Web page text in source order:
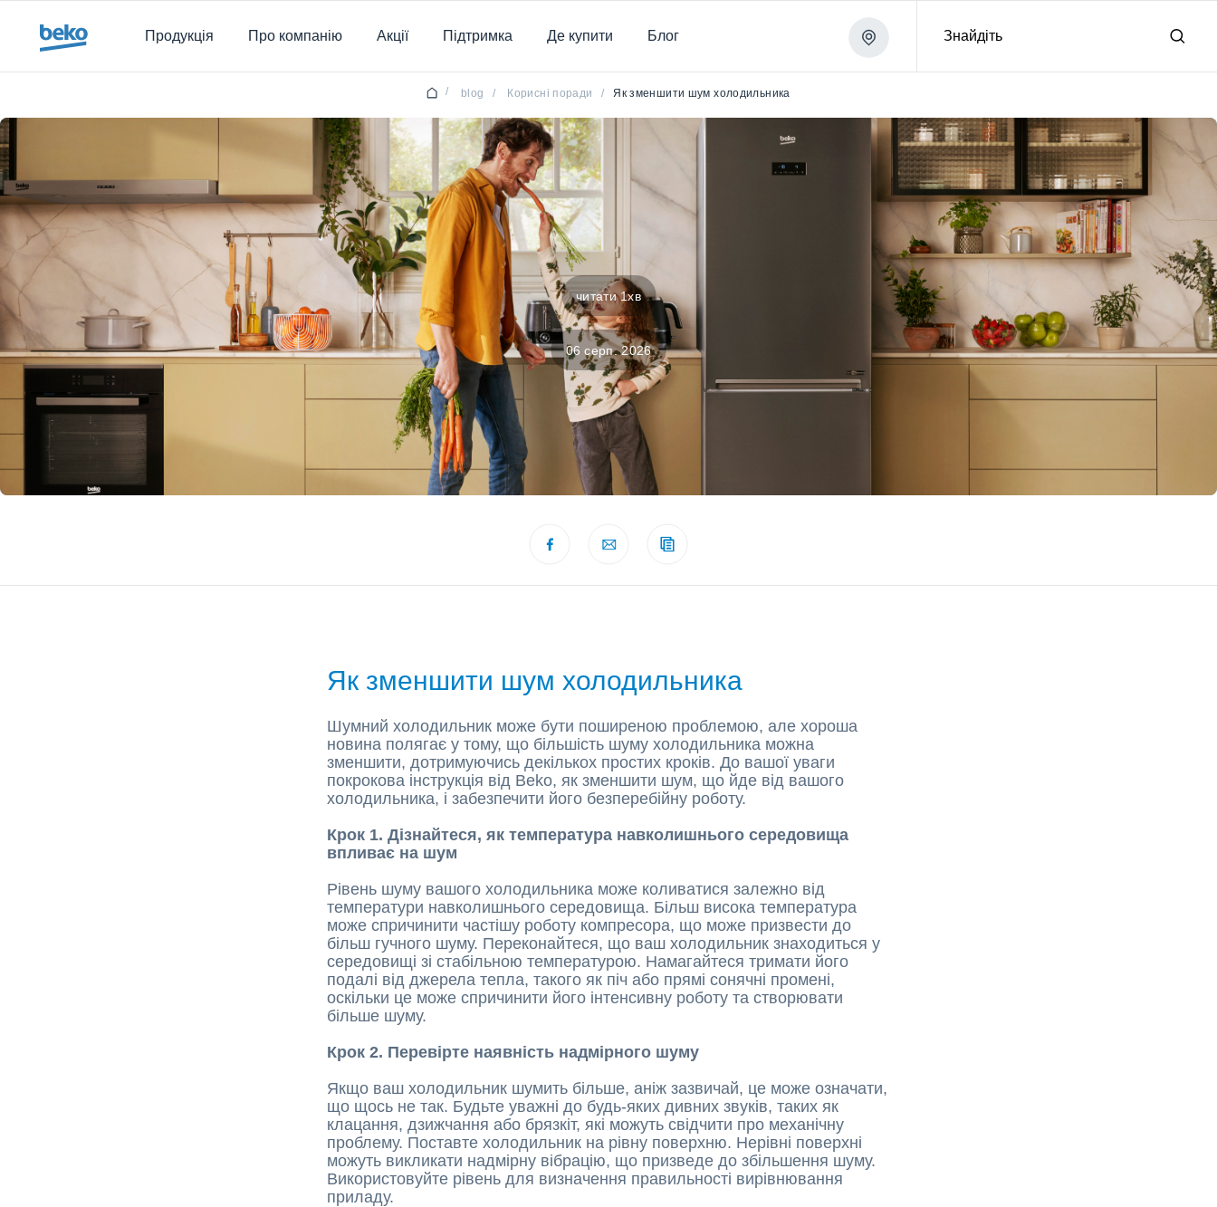
Продукція
Про компанію Акції Підтримка Де купити Блог Знайдіть
/ blog / Корисні поради / Як зменшити шум холодильника
читати 1хв
06 серп. 2026
Як зменшити шум холодильника
Шумний холодильник може бути поширеною проблемою, але хороша
новина полягає у тому, що більшість шуму холодильника можна
зменшити, дотримуючись декількох простих кроків. До вашої уваги
покрокова інструкція від Beko, як зменшити шум, що йде від вашого
холодильника, і забезпечити його безперебійну роботу.
Крок 1. Дізнайтеся, як температура навколишнього середовища
впливає на шум
Рівень шуму вашого холодильника може коливатися залежно від
температури навколишнього середовища. Більш висока температура
може спричинити частішу роботу компресора, що може призвести до
більш гучного шуму. Переконайтеся, що ваш холодильник знаходиться у
середовищі зі стабільною температурою. Намагайтеся тримати його
подалі від джерела тепла, такого як піч або прямі сонячні промені,
оскільки це може спричинити його інтенсивну роботу та створювати
більше шуму.
Крок 2. Перевірте наявність надмірного шуму
Якщо ваш холодильник шумить більше, аніж зазвичай, це може означати,
що щось не так. Будьте уважні до будь-яких дивних звуків, таких як
клацання, дзижчання або брязкіт, які можуть свідчити про механічну
проблему. Поставте холодильник на рівну поверхню. Нерівні поверхні
можуть викликати надмірну вібрацію, що призведе до збільшення шуму.
Використовуйте рівень для визначення правильності вирівнювання
приладу.